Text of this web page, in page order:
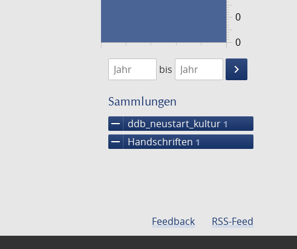
0
0
1474
1475
bis
keyboard_arrow_right
Suche
Sammlungen
remove ddb_neustart_kultur 1
remove Handschriften 1
Feedback RSS-Feed